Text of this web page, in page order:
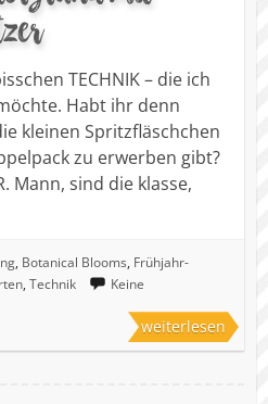
TECHNIK – die ich
Habt ihr denn
kleinen Spritzfläschchen
zu erwerben gibt?
Mann, sind die klasse,
, Botanical Blooms, Frühjahr-
, Technik
Keine
weiterlesen